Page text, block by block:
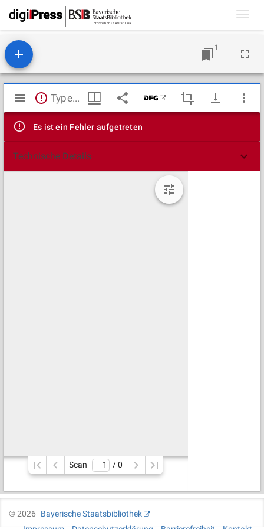
1
Mirador
Viewer
TypeError: Failed to fetch
Es ist ein Fehler aufgetreten
Technische Details
Scan / 0
©2026
Bayerische Staatsbibliothek